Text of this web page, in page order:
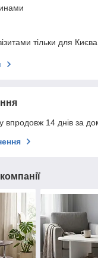
тільки для Києва
впродовж 14 днів за